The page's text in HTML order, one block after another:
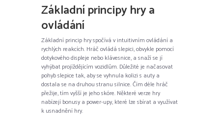
Základní principy hry a
ovládání
Základní princip hry spočívá v intuitivním ovládání a
rychlých reakcích. Hráč ovládá slepici, obvykle pomocí
dotykového displeje nebo klávesnice, a snaží se jí
vyhýbat projíždějícím vozidlům. Důležité je načasovat
pohyb slepice tak, aby se vyhnula kolizi s auty a
dostala se na druhou stranu silnice. Čím déle hráč
přežije, tím vyšší je jeho skóre. Některé verze hry
nabízejí bonusy a power-upy, které lze sbírat a využívat
k usnadnění hry.